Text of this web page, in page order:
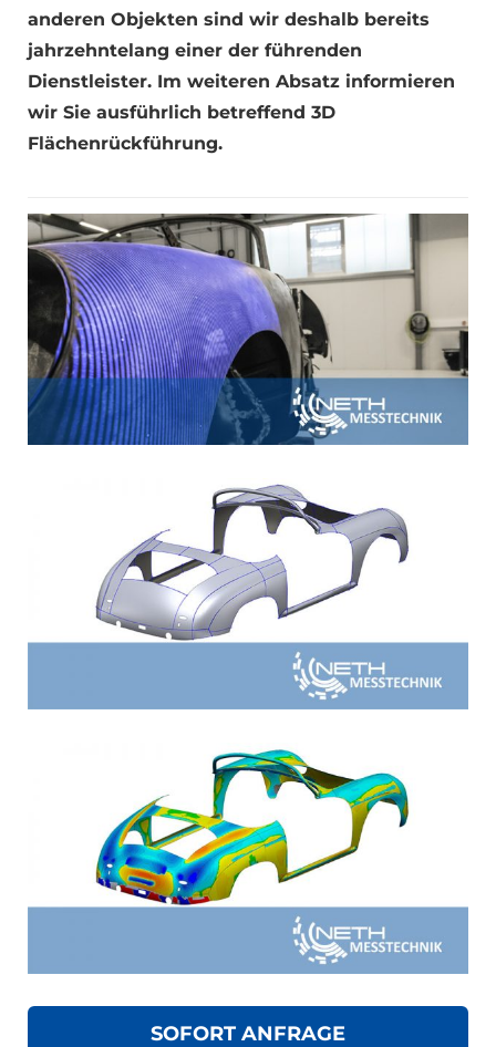
anderen Objekten sind wir deshalb bereits
jahrzehntelang einer der führenden
Dienstleister. Im weiteren Absatz informieren
wir Sie ausführlich betreffend 3D
Flächenrückführung.
SOFORT ANFRAGE